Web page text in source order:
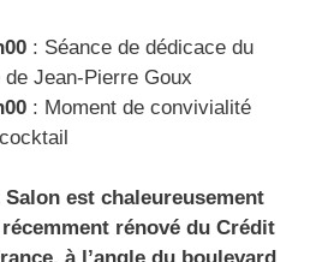
: Séance de dédicace du
Jean-Pierre Goux
: Moment de convivialité
Salon est chaleureusement
rénové du Crédit